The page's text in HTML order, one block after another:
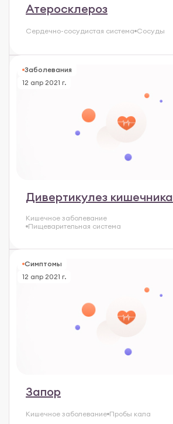
Атеросклероз
Сердечно-сосудистая система Сосуды
Заболевания
12 апр 2021 г.
Дивертикулез кишечника
Кишечное заболевание
Пищеварительная система
Симптомы
12 апр 2021 г.
Запор
Кишечное заболевание Пробы кала